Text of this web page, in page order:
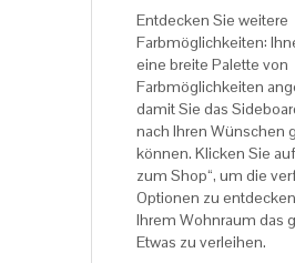
Entdecken Sie weitere
Farbmöglichkeiten:
eine breite Palette von
Farbmöglichkeiten
damit Sie das
nach Ihren Wünschen
können. Klicken Sie
zum Shop“, um die
Optionen zu
Ihrem Wohnraum das
Etwas zu verleihen.